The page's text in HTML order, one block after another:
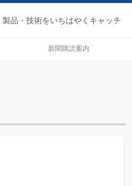
- 医療機器の
品・技術をいちはやくキャッチ
新聞購読案内